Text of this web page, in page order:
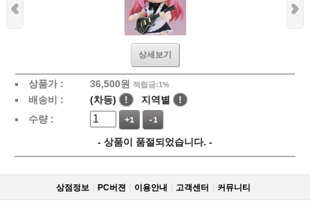
상세보기
상품가 : 36,500원 적립금:1%
배송비 : (차등) ! 지역별
!
수량 :
+1 -1
- 상품이 품절되었습니다. -
상점정보 PC버젼 이용안내 고객센터 커뮤니티